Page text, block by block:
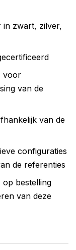
zwart, zilver,
voor
van de
van de
configuraties
de referenties
bestelling
van deze